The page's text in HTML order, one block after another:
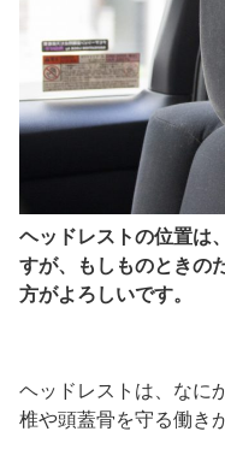
ヘッドレストの位置は
すが、もしものときの
方がよろしいです。
ヘッドレストは、なに
椎や頭蓋骨を守る働き